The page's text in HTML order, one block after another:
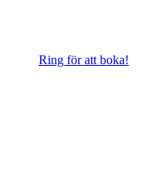
Ring för att boka!